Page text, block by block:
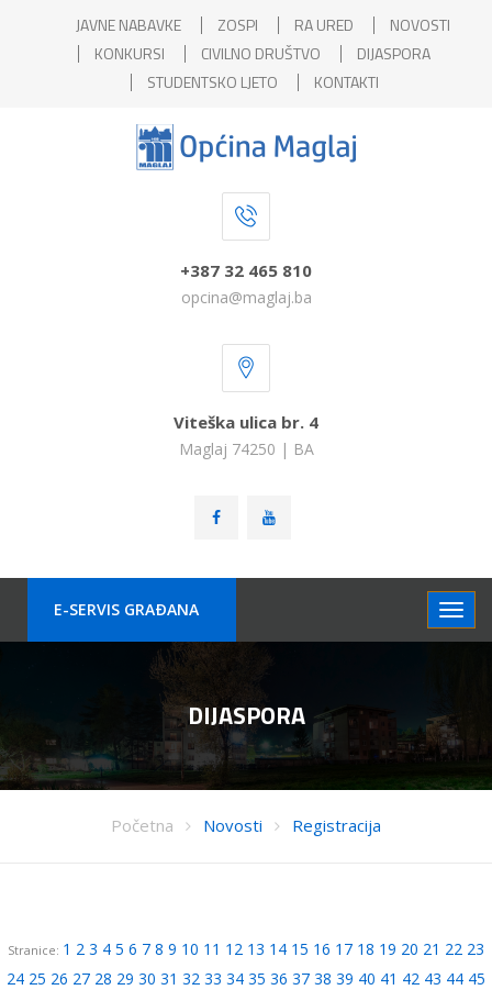
JAVNE NABAVKE ZOSPI RA URED
NOVOSTI
KONKURSI
CIVILNO DRUŠTVO
DIJASPORA
STUDENTSKO LJETO
KONTAKTI
+387 32 465 810
opcina@maglaj.ba
Viteška ulica br. 4
Maglaj 74250 | BA
E-SERVIS GRAÐANA
DIJASPORA
Početna Novosti Registracija
Stranice: 1 2 3 4 5 6 7 8 9 10 11 12 13 14 15 16 17 18 19 20 21 22 23
24 25 26 27 28 29 30 31 32 33 34 35 36 37 38 39 40 41 42 43 44 45